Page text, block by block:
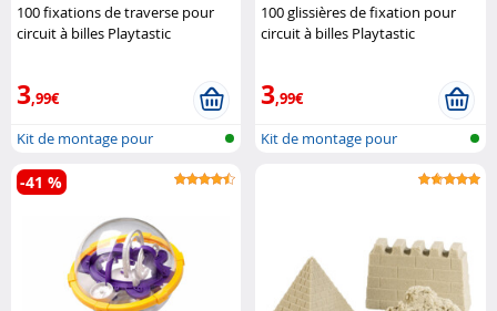
100 fixations de traverse pour
circuit à billes Playtastic
3,99€
Kit de montage pour
montagne russe ..
100 glissières de fixation pour
circuit à billes Playtastic
3,99€
Kit de montage pour
-41 %